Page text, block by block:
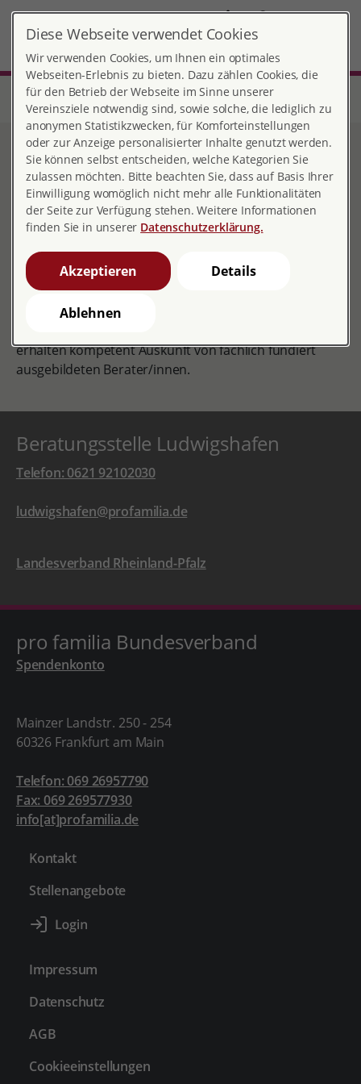
DE
Start Rheinland-Pfalz
Beratungsstelle Ludwigshafen
Online-Beratung
Online-Beratung
Pro familia bietet online - wie auch in den
Beratungsstellen vor Ort - Information und Beratung
bei allen Fragen und Problemen zu Partnerschaft,
erhalten kompetent Auskunft von fachlich fundiert
ausgebildeten Berater/innen.
Beratungsstelle Ludwigshafen
Telefon: 0621 92102030
ludwigshafen@profamilia.de
Landesverband Rheinland-Pfalz
pro familia Bundesverband
Spendenkonto
Mainzer Landstr. 250 - 254
60326 Frankfurt am Main
Telefon: 069 26957790
Fax: 069 269577930
info[at]profamilia.de
Kontakt
Stellenangebote
Impressum
Datenschutz
AGB
Cookieeinstellungen
Diese Webseite verwendet Cookies
Wir verwenden Cookies, um Ihnen ein optimales
Webseiten-Erlebnis zu bieten. Dazu zählen Cookies, die
für den Betrieb der Webseite im Sinne unserer
Vereinsziele notwendig sind, sowie solche, die lediglich zu
anonymen Statistikzwecken, für Komforteinstellungen
oder zur Anzeige personalisierter Inhalte genutzt werden.
Sie können selbst entscheiden, welche Kategorien Sie
zulassen möchten. Bitte beachten Sie, dass auf Basis Ihrer
Einwilligung womöglich nicht mehr alle Funktionalitäten
der Seite zur Verfügung stehen. Weitere Informationen
finden Sie in unserer Datenschutzerklärung.
Akzeptieren Details
Ablehnen